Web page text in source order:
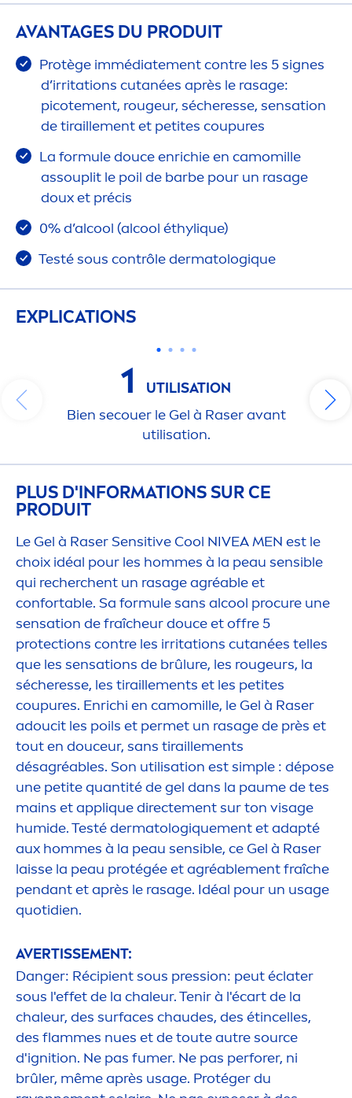
AVANTAGES DU PRODUIT
Protège immédiatement contre les 5 signes
d’irritations cutanées après le rasage:
picotement, rougeur, sécheresse, sensation
de tiraillement et petites coupures
La formule douce enrichie en camomille
assouplit le poil de barbe pour un rasage
doux et précis
0% d’alcool (alcool éthylique)
Testé sous contrôle dermatologique
EXPLICATIONS
1
UTILISATION
Bien secouer le Gel à Raser avant
utilisation.
PLUS D'INFORMATIONS SUR CE
PRODUIT
Le Gel à RaserSensitive Cool NIVEAMEN est le
choix idéal pour les hommes à la peau sensible
qui recherchent un rasage agréable et
confortable. Sa formule sans alcool procure une
sensation de fraîcheur douce et offre 5
protections contre les irritations cutanées telles
que les sensations de brûlure, les rougeurs, la
sécheresse, les tiraillements et les petites
coupures. Enrichi en camomille, le Gel à Raser
adoucit les poils et permet un rasage de près et
tout en douceur, sans tiraillements
désagréables. Son utilisation est simple : dépose
une petite quantité de gel dans la paume de tes
mains et applique directement sur ton visage
humide. Testé dermatologiquement et adapté
aux hommes à la peau sensible, ce Gel à Raser
laisse la peau protégée et agréablement fraîche
pendant et après le rasage. Idéal pour un usage
quotidien.
AVERTISSEMENT:
Danger: Récipient sous pression: peut éclater
sous l'effet de la chaleur. Tenir à l'écart de la
chaleur, des surfaces chaudes, des étincelles,
des flammes nues et de toute autre source
d'ignition. Ne pas fumer. Ne pas perforer, ni
brûler, même après usage. Protéger du